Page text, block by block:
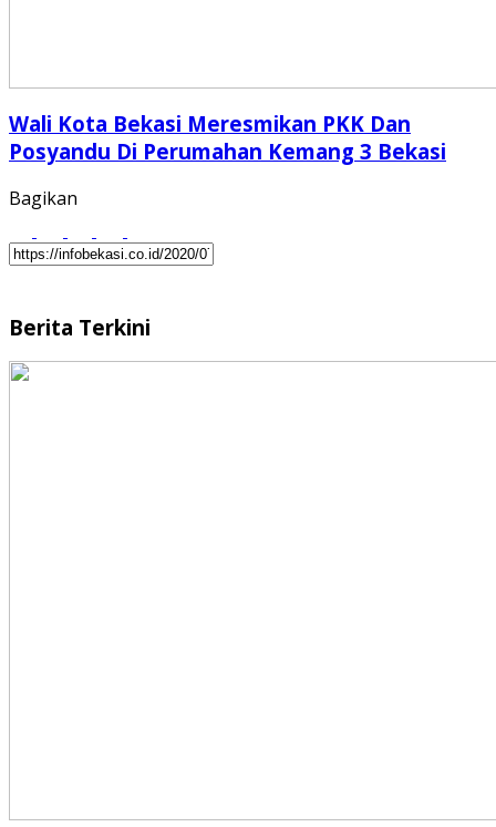
Wali Kota Bekasi Meresmikan PKK Dan
Posyandu Di Perumahan Kemang 3 Bekasi
Bagikan
Berita Terkini